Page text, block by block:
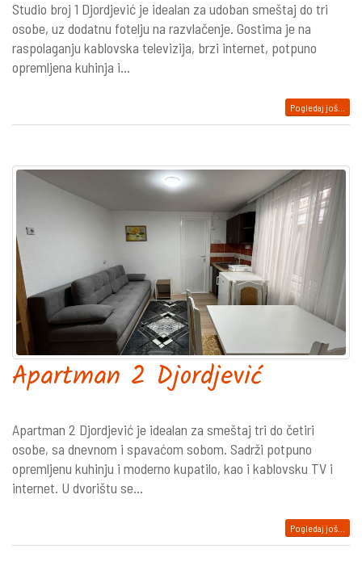
Studio broj 1 Djordjević je idealan za udoban smeštaj do tri
osobe, uz dodatnu fotelju na razvlačenje. Gostima je na
raspolaganju kablovska televizija, brzi internet, potpuno
opremljena kuhinja i...
Pogledaj još...
Apartman 2 Djordjević
Apartman 2 Djordjević je idealan za smeštaj tri do četiri
osobe, sa dnevnom i spavaćom sobom. Sadrži potpuno
opremljenu kuhinju i moderno kupatilo, kao i kablovsku TV i
internet. U dvorištu se...
Pogledaj još...